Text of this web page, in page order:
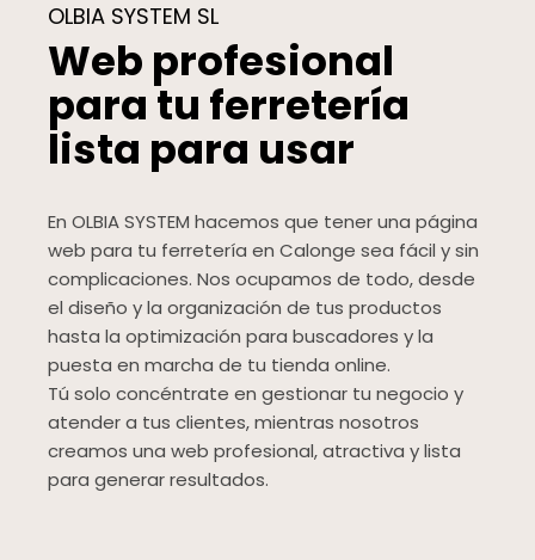
OLBIA SYSTEM SL
Web profesional
para tu ferretería
lista para usar
En OLBIA SYSTEM hacemos que tener una página
web para tu ferretería en Calonge sea fácil y sin
complicaciones. Nos ocupamos de todo, desde
el diseño y la organización de tus productos
hasta la optimización para buscadores y la
puesta en marcha de tu tienda online.
Tú solo concéntrate en gestionar tu negocio y
atender a tus clientes, mientras nosotros
creamos una web profesional, atractiva y lista
para generar resultados.